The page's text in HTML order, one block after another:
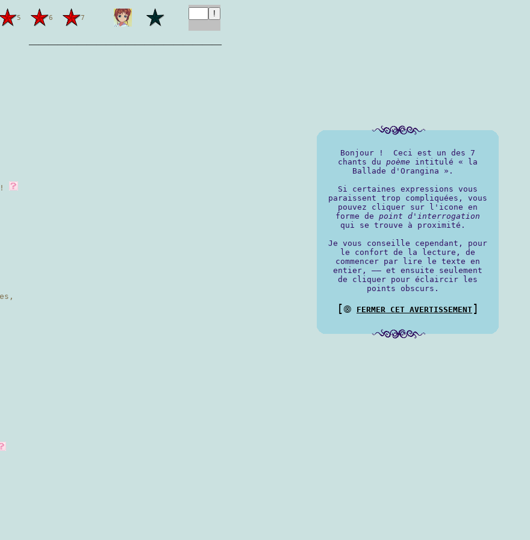
Bonjour ! Ceci est un des 7
chants du poème intitulé « la
Ballade d'Orangina ».
Si certaines expressions vous
paraissent trop compliquées, vous
pouvez cliquer sur l'icone en
forme de point d'interrogation
qui se trouve à proximité.
Je vous conseille cependant, pour
le confort de la lecture, de
commencer par lire le texte en
entier, —— et ensuite seulement
de cliquer pour éclaircir les
points obscurs.
[⨷ FERMER CET AVERTISSEMENT ]
5 6 7
————————————————————
!